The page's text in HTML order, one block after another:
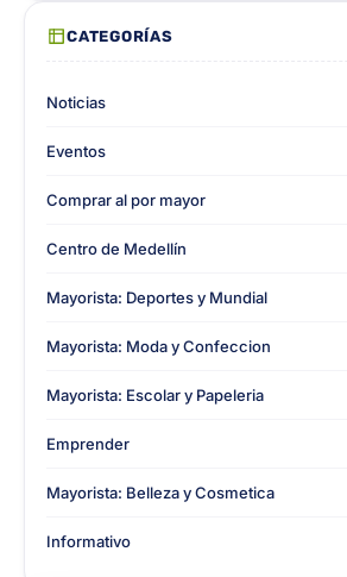
CATEGORÍAS
Noticias
Eventos
Comprar al por mayor
Centro de Medellín
Mayorista: Deportes y Mundial
Mayorista: Moda y Confeccion
Mayorista: Escolar y Papeleria
Emprender
Mayorista: Belleza y Cosmetica
Informativo